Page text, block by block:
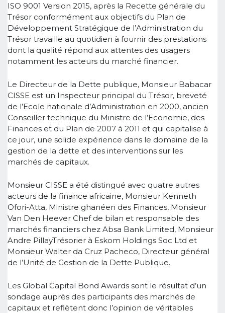
ISO 9001 Version 2015, après la Recette générale du
Trésor conformément aux objectifs du Plan de
Développement Stratégique de l’Administration du
Trésor travaille au quotidien à fournir des prestations
dont la qualité répond aux attentes des usagers
notamment les acteurs du marché financier.
Le Directeur de la Dette publique, Monsieur Babacar
CISSE est un Inspecteur principal du Trésor, breveté
de l’Ecole nationale d’Administration en 2000, ancien
Conseiller technique du Ministre de l’Economie, des
Finances et du Plan de 2007 à 2011 et qui capitalise à
ce jour, une solide expérience dans le domaine de la
gestion de la dette et des interventions sur les
marchés de capitaux.
Monsieur CISSE a été distingué avec quatre autres
acteurs de la finance africaine, Monsieur Kenneth
Ofori-Atta, Ministre ghanéen des Finances, Monsieur
Van Den Heever Chef de bilan et responsable des
marchés financiers chez Absa Bank Limited, Monsieur
Andre PillayTrésorier à Eskom Holdings Soc Ltd et
Monsieur Walter da Cruz Pacheco, Directeur général
de l’Unité de Gestion de la Dette Publique.
Les Global Capital Bond Awards sont le résultat d’un
sondage auprès des participants des marchés de
capitaux et reflètent donc l’opinion de véritables